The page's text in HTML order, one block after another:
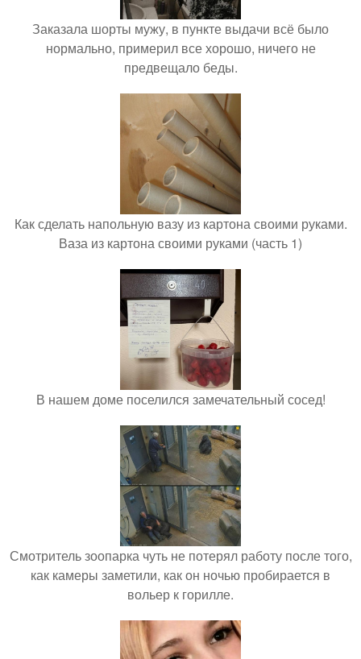
Заказала шорты мужу, в пункте выдачи всё было
нормально, примерил все хорошо, ничего не
предвещало беды.
Как сделать напольную вазу из картона своими руками.
Ваза из картона своими руками (часть 1)
В нашем доме поселился замечательный сосед!
Смотритель зоопарка чуть не потерял работу после того,
как камеры заметили, как он ночью пробирается в
вольер к горилле.